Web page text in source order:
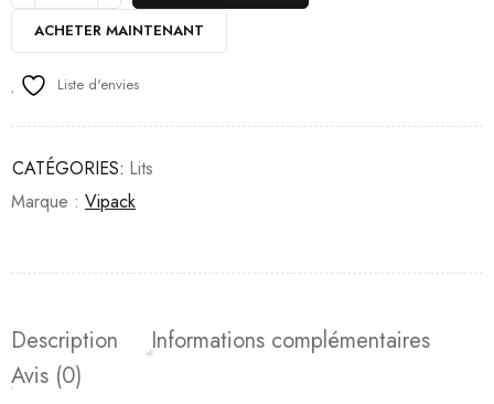
ACHETER MAINTENANT
Liste d'envies
CATÉGORIES: Lits
Marque : Vipack
Description
Informations complémentaires
Avis (0)